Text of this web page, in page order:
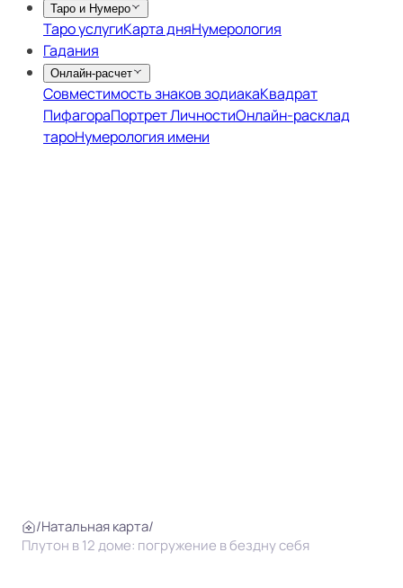
/Натальная карта/
Плутон в 12 доме: погружение в бездну себя